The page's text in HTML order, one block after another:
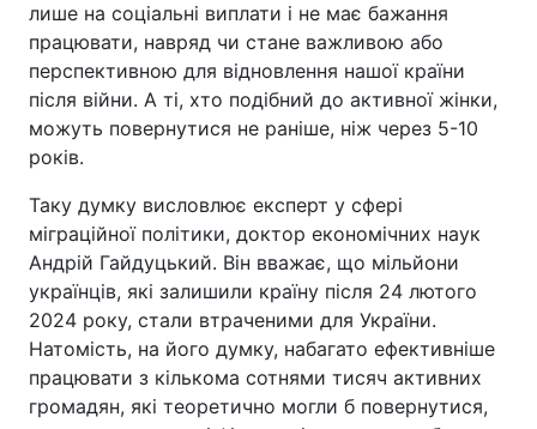
лише на соціальні виплати і не має бажання
працювати, навряд чи стане важливою або
перспективною для відновлення нашої країни
після війни. А ті, хто подібний до активної жінки,
можуть повернутися не раніше, ніж через 5-10
років.
Таку думку висловлює експерт у сфері
міграційної політики, доктор економічних наук
Андрій Гайдуцький. Він вважає, що мільйони
українців, які залишили країну після 24 лютого
2024 року, стали втраченими для України.
Натомість, на його думку, набагато ефективніше
працювати з кількома сотнями тисяч активних
громадян, які теоретично могли б повернутися,